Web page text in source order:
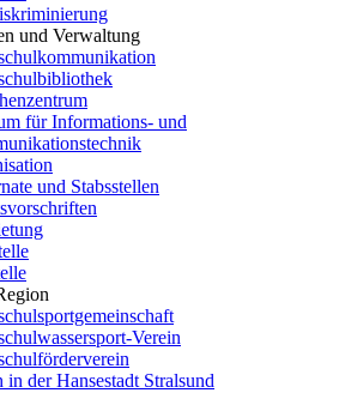
und Verwaltung
für Informations- und
und Stabsstellen
Verein
in der Hansestadt Stralsund